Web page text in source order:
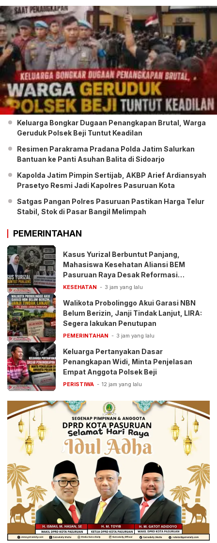
Keluarga Bongkar Dugaan Penangkapan Brutal, Warga
Geruduk Polsek Beji Tuntut Keadilan
Resimen Parakrama Pradana Polda Jatim Salurkan
Bantuan ke Panti Asuhan Balita di Sidoarjo
Kapolda Jatim Pimpin Sertijab, AKBP Arief Ardiansyah
Prasetyo Resmi Jadi Kapolres Pasuruan Kota
Satgas Pangan Polres Pasuruan Pastikan Harga Telur
Stabil, Stok di Pasar Bangil Melimpah
PEMERINTAHAN
Kasus Yurizal Berbuntut Panjang,
Mahasiswa Kesehatan Aliansi BEM
Pasuruan Raya Desak Reformasi
Pelayanan BPJS
KESEHATAN 3 jam yang lalu
Walikota Probolinggo Akui Garasi NBN
Belum Berizin, Janji Tindak Lanjut, LIRA:
Segera lakukan Penutupan
PEMERINTAHAN 3 jam yang lalu
Keluarga Pertanyakan Dasar
Penangkapan Widi, Minta Penjelasan
Empat Anggota Polsek Beji
PERISTIWA 12 jam yang lalu